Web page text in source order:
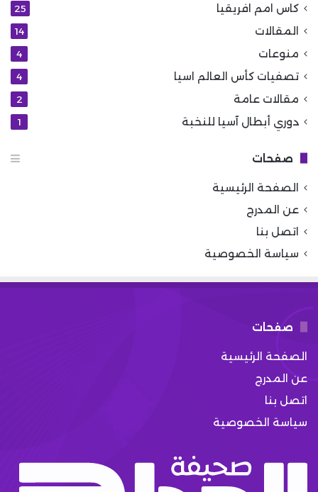
كاس امم افريقيا 25
المقالات 14
منوعات 4
تصفيات كأس العالم اسيا 4
مقالات عامة 2
دوري أبطال آسيا للنخبة 1
صفحات
الصفحة الرئيسية
عن المدرج
اتصل بنا
سياسة الخصوصية
صفحات
الصفحة الرئيسية
عن المدرج
اتصل بنا
سياسة الخصوصية